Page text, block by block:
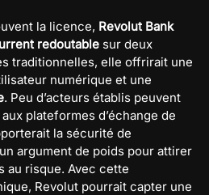
la licence, Revolut Bank
redoutable sur deux
traditionnelles, elle offrirait une
numérique et une
. Peu d’acteurs établis peuvent
plateformes d’échange de
la sécurité de
un argument de poids pour attirer
au risque. Avec cette
Revolut pourrait capter une